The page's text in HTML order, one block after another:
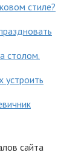
стиле?
столом.
устроить
сайта